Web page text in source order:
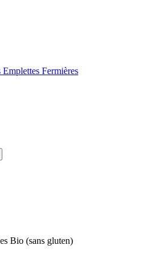
Emplettes Fermières
Bio (sans gluten)